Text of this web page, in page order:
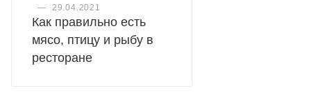
—
29.04.2021
Как правильно есть
мясо, птицу и рыбу в
ресторане